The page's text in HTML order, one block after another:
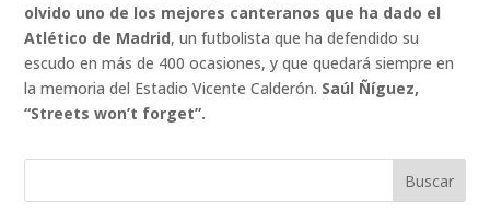
olvido uno de los mejores canteranos que ha dado el
Atlético de Madrid, un futbolista que ha defendido su
escudo en más de 400 ocasiones, y que quedará siempre en
la memoria del Estadio Vicente Calderón. Saúl Ñíguez,
“Streets won’t forget”.
Buscar